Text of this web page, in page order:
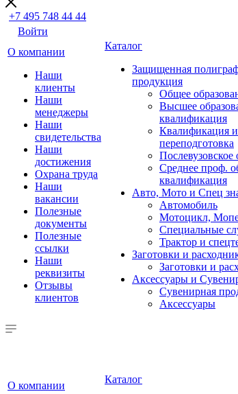
+7 495 748 44 44
Войти
О компании
Наши
клиенты
Наши
менеджеры
Наши
свидетельства
Наши
достижения
Охрана труда
Наши
вакансии
Полезные
документы
Полезные
ссылки
Наши
реквизиты
Отзывы
клиентов
Каталог
Защищенная
продукция
Общее
Высшее
квалификация
Квалификация
переподготовка
Послевузовское
Среднее проф.
квалификация
Авто, Мото и Спец
Автомобиль
Мотоцикл,
Специальные
Трактор и
Заготовки и
Заготовки и
Аксессуары и
Сувенирная
Аксессуары
О компании
Каталог